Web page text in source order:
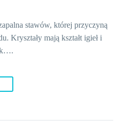
stawów, której przyczyną
Kryształy mają kształt igieł i